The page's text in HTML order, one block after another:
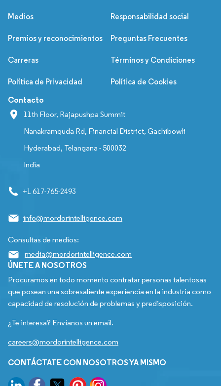
Medios Responsabilidad social
Premios y reconocimientos Preguntas Frecuentes
Carreras Términos y Condiciones
Política de Privacidad Política de Cookies
Contacto
11th Floor, Rajapushpa Summit
Nanakramguda Rd, Financial District, Gachibowli
Hyderabad, Telangana - 500032
India
+1 617-765-2493
info@mordorintelligence.com
Consultas de medios:
media@mordorintelligence.com
ÚNETE A NOSOTROS
Procuramos en todo momento contratar personas talentosas
que posean una sobresaliente experiencia en la industria como
capacidad de resolución de problemas y predisposición.
¿Te interesa? Envíanos un email.
careers@mordorintelligence.com
CONTÁCTATE CON NOSOTROS YA MISMO